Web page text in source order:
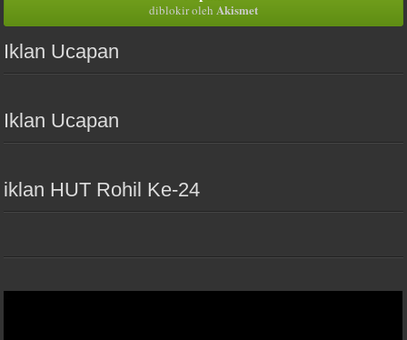
diblokir oleh Akismet
Iklan Ucapan
Iklan Ucapan
iklan HUT Rohil Ke-24